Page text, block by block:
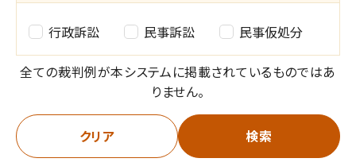
選
択
訴
訟
型
の
行政訴訟 民事訴訟 民事仮処分
全ての裁判例が本システムに掲載されているものではあ
りません。
クリア 検索